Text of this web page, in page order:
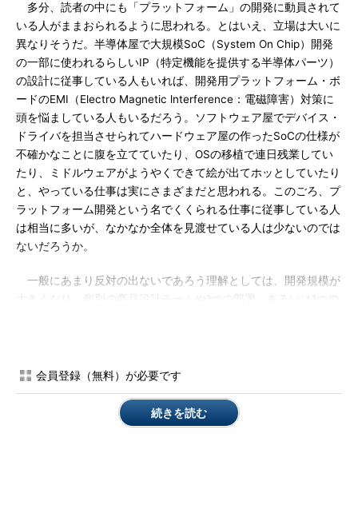
多分、読者の中にも「プラットフォーム」の開発に動員されて
いる人がままおられるように思われる。とはいえ、立場は大いに
異なりそうだ。半導体屋で大規模SoC（System On Chip）開発
の一部に使われるらしいIP（特定機能を提供する半導体パーツ）
の設計に従事している人もいれば、開発用プラットフォーム・ボ
ードのEMI（Electro Magnetic lnterference：電磁障害）対策に
頭を悩ましている人もいるだろう。ソフトウェア屋でデバイス・
ドライバを担当させられてハードウェア屋の作ったSoCの仕様が
不確かなことに腹を立てていたり、OSの移植で連日残業してい
たり、ミドルウェアがようやくできて絵が出てホッとしていたり
と、やっている仕事は実にさまざまだと思われる。このごろ、プ
ラットフォーム開発という名でくくられる仕事に従事している人
は相当に多いが、なかなか全体を見渡せている人は少ないのでは
ないだろうか。
一般にあまり反対の出ないであろう理解としては、開発規模が
大きくなり、個別の商品設計チームや1つの部署、あるいは1つの
何のことはない、使いまわし（リユース）による工数削減が目的
である。しかし、切実にそういうことをしなければ開発そのもの
が成り立たないくらい開発規模が大きくなっている、ということ
も事実だ。筆者のような半導体屋たちの作るSoCというものもそ
会員登録（無料）が必要です
続きを読む